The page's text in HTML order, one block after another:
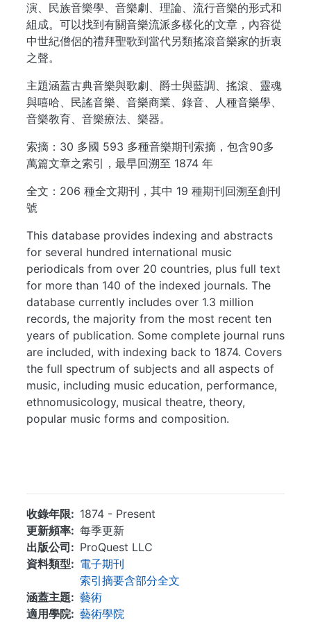
演、民族音樂學、音樂劇、理論、流行音樂的形式和
組成。可以找到有關音樂流派多樣化的文章，內容從
中世紀僧侶的禮拜聖歌到當代另類搖滾音樂家的折衷
之聲。
主題涵蓋古典音樂與歌劇、爵士與藍調、搖滾、靈魂
與嘻哈、民謠音樂、音樂商業、錄音、人種音樂學、
音樂教育、音樂療法、樂器。
索摘：30 多國 593 多種音樂期刊索摘，包含90多
萬篇文章之索引，最早回溯至 1874 年
全文：206 種全文期刊，其中 19 種期刊回溯至創刊
號
This database provides indexing and abstracts
for several hundred international music
periodicals from over 20 countries, plus full text
for more than 140 of the indexed journals. The
database currently includes over 1.3 million
records, the majority from the most recent ten
years of publication. Some complete journal runs
are included, with indexing back to 1874. Covers
the full spectrum of subjects and all aspects of
music, including music education, performance,
ethnomusicology, musical theatre, theory,
popular music forms and composition.
收錄年限
1874 - Present
更新頻率
每季更新
出版公司
ProQuest LLC
資料類型
電子期刊
索引摘要含部分全文
涵蓋主題
藝術
適用學院
藝術學院